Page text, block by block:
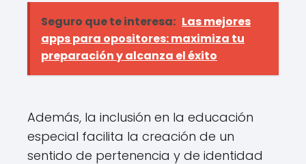
Seguro que te interesa: Las mejores
apps para opositores: maximiza tu
preparación y alcanza el éxito
Además, la inclusión en la educación
especial facilita la creación de un
sentido de pertenencia y de identidad